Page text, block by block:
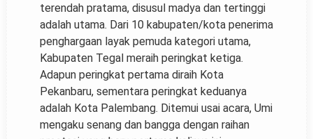
terendah pratama, disusul madya dan tertinggi
adalah utama. Dari 10 kabupaten/kota penerima
penghargaan layak pemuda kategori utama,
Kabupaten Tegal meraih peringkat ketiga.
Adapun peringkat pertama diraih Kota
Pekanbaru, sementara peringkat keduanya
adalah Kota Palembang. Ditemui usai acara, Umi
mengaku senang dan bangga dengan raihan